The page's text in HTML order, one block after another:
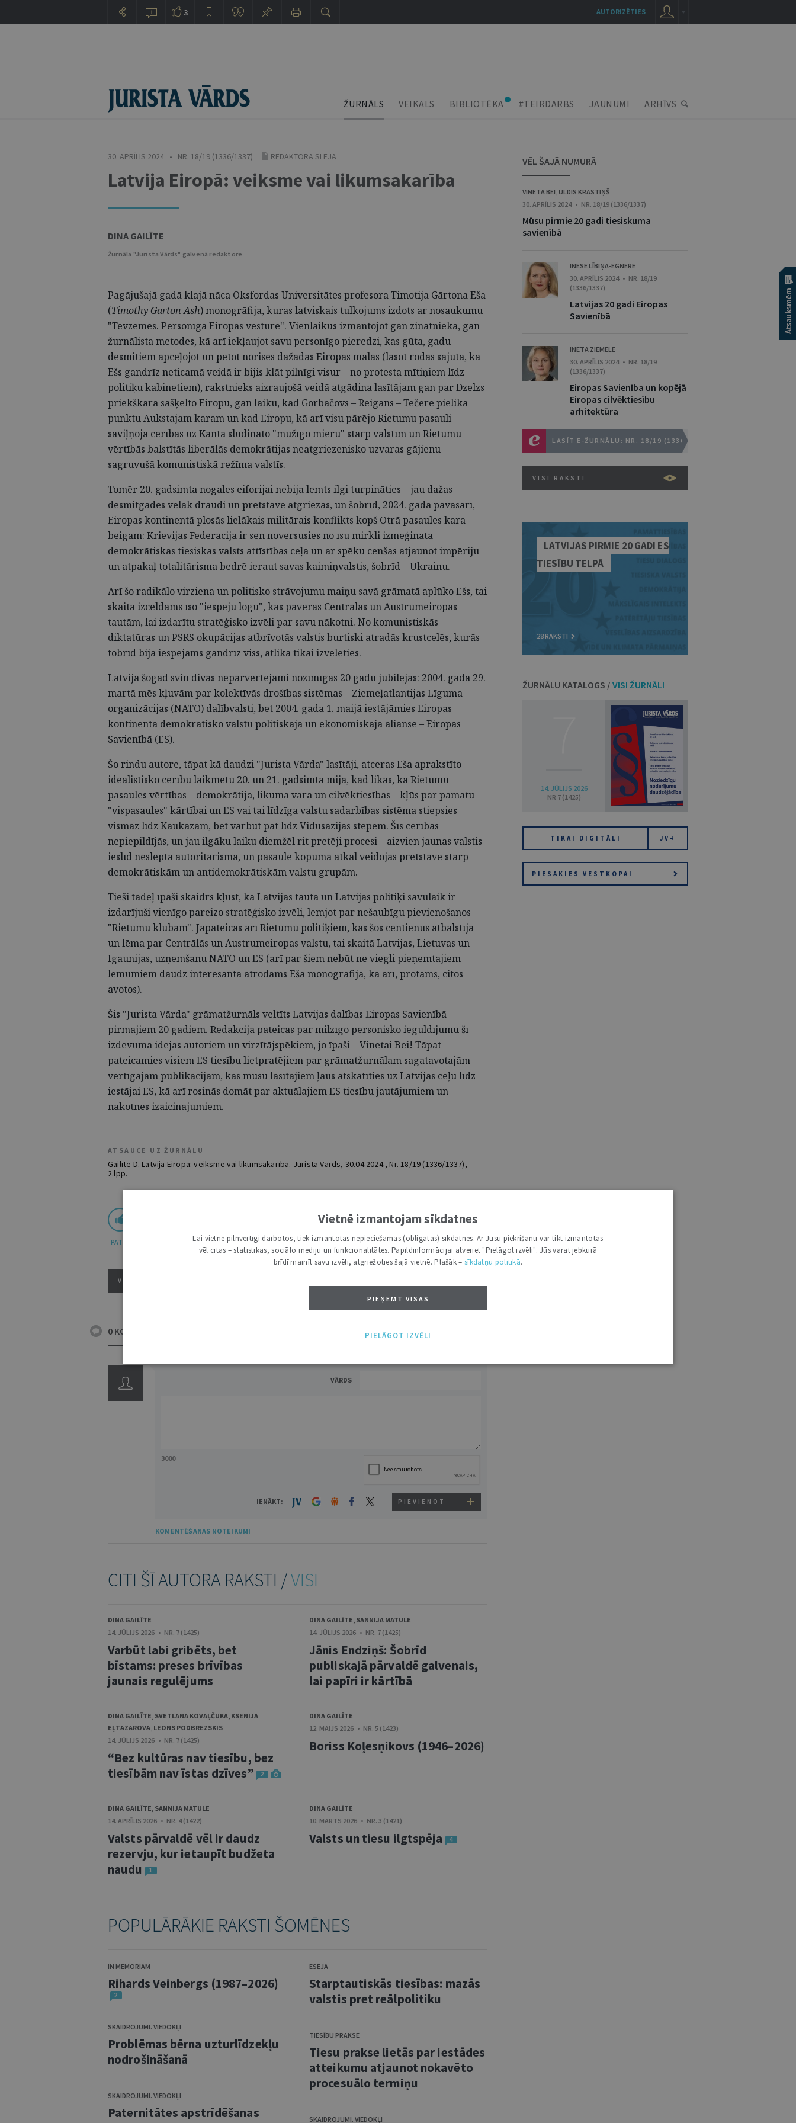
ŽURNĀLS VEIKALS BIBLIOTĒKA #TEIRDARBS JAUNUMI ARHĪVS
30. APRĪLIS 2024 • NR. 18/19 (1336/1337) REDAKTORA SLEJA
Latvija Eiropā: veiksme vai likumsakarība
DINA GAILĪTE
Žurnāla "Jurista Vārds" galvenā redaktore
Pagājušajā gadā klajā nāca Oksfordas Universitātes profesora Timotija Gārtona Eša
(Timothy Garton Ash) monogrāfija, kuras latviskais tulkojums izdots ar nosaukumu
"Tēvzemes. Personīga Eiropas vēsture". Vienlaikus izmantojot gan zinātnieka, gan
žurnālista metodes, kā arī iekļaujot savu personīgo pieredzi, kas gūta, gadu
desmitiem apceļojot un pētot norises dažādās Eiropas malās (lasot rodas sajūta, ka
Ešs gandrīz neticamā veidā ir bijis klāt pilnīgi visur – no protesta mītiņiem līdz
politiķu kabinetiem), rakstnieks aizraujošā veidā atgādina lasītājam gan par Dzelzs
priekškara sašķelto Eiropu, gan laiku, kad Gorbačovs – Reigans – Tečere pielika
punktu Aukstajam karam un kad Eiropu, kā arī visu pārējo Rietumu pasauli
saviļņoja cerības uz Kanta sludināto "mūžīgo mieru" starp valstīm un Rietumu
vērtībās balstītās liberālās demokrātijas neatgriezenisko uzvaras gājienu
sagruvušā komunistiskā režīma valstīs.
Tomēr 20. gadsimta nogales eiforijai nebija lemts ilgi turpināties – jau dažas
desmitgades vēlāk draudi un pretstāve atgriezās, un šobrīd, 2024. gada pavasarī,
Eiropas kontinentā plosās lielākais militārais konflikts kopš Otrā pasaules kara
beigām: Krievijas Federācija ir sen novērsusies no īsu mirkli izmēģinātā
demokrātiskas tiesiskas valsts attīstības ceļa un ar spēku cenšas atjaunot impēriju
un atpakaļ totalitārisma bedrē ieraut savas kaimiņvalstis, šobrīd – Ukrainu.
Arī šo radikālo virziena un politisko strāvojumu maiņu savā grāmatā aplūko Ešs, tai
skaitā izceldams īso "iespēju logu", kas pavērās Centrālās un Austrumeiropas
tautām, lai izdarītu stratēģisko izvēli par savu nākotni. No komunistiskās
diktatūras un PSRS okupācijas atbrīvotās valstis burtiski atradās krustcelēs, kurās
tobrīd bija iespējams gandrīz viss, atlika tikai izvēlēties.
Latvija šogad svin divas nepārvērtējami nozīmīgas 20 gadu jubilejas: 2004. gada 29.
martā mēs kļuvām par kolektīvās drošības sistēmas – Ziemeļatlantijas Līguma
organizācijas (NATO) dalībvalsti, bet 2004. gada 1. maijā iestājāmies Eiropas
kontinenta demokrātisko valstu politiskajā un ekonomiskajā aliansē – Eiropas
Savienībā (ES).
Šo rindu autore, tāpat kā daudzi "Jurista Vārda" lasītāji, atceras Eša aprakstīto
ideālistisko cerību laikmetu 20. un 21. gadsimta mijā, kad likās, ka Rietumu
pasaules vērtības – demokrātija, likuma vara un cilvēktiesības – kļūs par pamatu
"vispasaules" kārtībai un ES vai tai līdzīga valstu sadarbības sistēma stiepsies
vismaz līdz Kau­kāzam, bet varbūt pat līdz Vidusāzijas stepēm. Šīs cerības
nepiepildījās, un jau ilgāku laiku diemžēl rit pretēji procesi – aizvien jaunas valstis
ieslīd neslēptā autoritārismā, un pasaulē kopumā atkal veidojas pretstāve starp
demokrātiskām un antidemokrātiskām valstu grupām.
Tieši tādēļ īpaši skaidrs kļūst, ka Latvijas tauta un Latvijas politiķi savulaik ir
izdarījuši vienīgo pareizo stratēģisko izvēli, lemjot par nešaubīgu pievienošanos
"Rietumu klubam". Jāpateicas arī Rietumu politiķiem, kas šos centienus atbalstīja
un lēma par Centrālās un Austrum­eiropas valstu, tai skaitā Latvijas, Lietuvas un
Igaunijas, uzņemšanu NATO un ES (arī par šiem nebūt ne viegli pieņemtajiem
lēmumiem daudz interesanta atrodams Eša monogrāfijā, kā arī, protams, citos
avotos).
Šis "Jurista Vārda" grāmatžurnāls veltīts Latvijas dalības Eiropas Savienībā
pirmajiem 20 gadiem. Redakcija pateicas par milzīgo personisko ieguldījumu šī
izdevuma idejas autoriem un virzītājspēkiem, jo īpaši – Vinetai Bei! Tāpat
pateicamies visiem ES tiesību lietpratējiem par grāmatžurnālam sagatavotajām
vērtīgajām publikācijām, kas mūsu lasītājiem ļaus atskatīties uz Latvijas ceļu līdz
iestājai ES, kā arī rosinās domāt par aktuālajiem ES tiesību jautājumiem un
nākotnes izaicinājumiem.
ATSAUCE UZ ŽURNĀLU
Gailīte D. Latvija Eiropā: veiksme vai likumsakarība. Jurista Vārds, 30.04.2024., Nr. 18/19 (1336/1337),
2.lpp.
PATĪK DRUKĀT
VISI ŽURNĀLA RAKSTI
0 KOMENTĀRI
VĀRDS
3000
IENĀKT: PIEVIENOT
KOMENTĒŠANAS NOTEIKUMI
CITI ŠĪ AUTORA RAKSTI /VISI
DINA GAILĪTE
14. JŪLIJS 2026 • NR. 7 (1425)
Varbūt labi gribēts, bet
bīstams: preses brīvības
jaunais regulējums
DINA GAILĪTE, SANNIJA MATULE
14. JŪLIJS 2026 • NR. 7 (1425)
Jānis Endziņš: Šobrīd
publiskajā pārvaldē galvenais,
lai papīri ir kārtībā
DINA GAILĪTE, SVETLANA KOVAĻČUKA, KSENIJA
EĻTAZAROVA, LEONS PODBREZSKIS
14. JŪLIJS 2026 • NR. 7 (1425)
“Bez kultūras nav tiesību, bez
tiesībām nav īstas dzīves”
2
DINA GAILĪTE
12. MAIJS 2026 • NR. 5 (1423)
Boriss Koļesņikovs (1946–2026)
DINA GAILĪTE, SANNIJA MATULE
14. APRĪLIS 2026 • NR. 4 (1422)
Valsts pārvaldē vēl ir daudz
rezervju, kur ietaupīt budžeta
naudu
1
DINA GAILĪTE
10. MARTS 2026 • NR. 3 (1421)
Valsts un tiesu ilgtspēja 4
POPULĀRĀKIE RAKSTI ŠOMĒNES
IN MEMORIAM
Rihards Veinbergs (1987–2026)
2
SKAIDROJUMI. VIEDOKĻI
Problēmas bērna uzturlīdzekļu
nodrošināšanā
SKAIDROJUMI. VIEDOKĻI
Paternitātes apstrīdēšanas
ESEJA
Starptautiskās tiesības: mazās
valstis pret reālpolitiku
TIESĪBU PRAKSE
Tiesu prakse lietās par iestādes
atteikumu atjaunot nokavēto
procesuālo termiņu
SKAIDROJUMI. VIEDOKĻI
VĒL ŠAJĀ NUMURĀ
VINETA BEI,ULDIS KRASTIŅŠ
30. APRĪLIS 2024 • NR. 18/19 (1336/1337)
Mūsu pirmie 20 gadi tiesiskuma
savienībā
INESE LĪBIŅA-EGNERE
30. APRĪLIS 2024 • NR. 18/19
(1336/1337)
Latvijas 20 gadi Eiropas
Savienībā
INETA ZIEMELE
30. APRĪLIS 2024 • NR. 18/19
(1336/1337)
Eiropas Savienība un kopējā
Eiropas cilvēktiesību
arhitektūra
LASĪT E-ŽURNĀLU: NR. 18/19 (1336/1337)
VISI RAKSTI
LATVIJAS PIRMIE 20 GADI ES
TIESĪBU TELPĀ
28 RAKSTI
ŽURNĀLU KATALOGS / VISI ŽURNĀLI
14. JŪLIJS 2026
NR 7 (1425)
TIKAI DIGITĀLI JV+
PIESAKIES VĒSTKOPAI
3 AUTORIZĒTIES
Vietnē izmantojam sīkdatnes
Lai vietne pilnvērtīgi darbotos, tiek izmantotas nepieciešamās (obligātās) sīkdatnes. Ar Jūsu piekrišanu var tikt izmantotas
vēl citas – statistikas, sociālo mediju un funkcionalitātes. Papildinformācijai atveriet "Pielāgot izvēli". Jūs varat jebkurā
brīdī mainīt savu izvēli, atgriežoties šajā vietnē. Plašāk – sīkdatņu politikā.
PIEŅEMT VISAS
PIELĀGOT IZVĒLI